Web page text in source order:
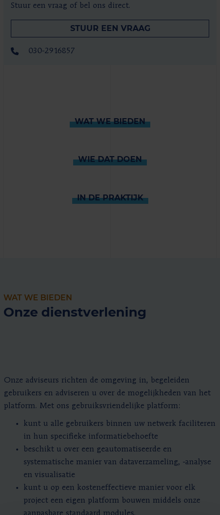
Stuur een vraag of bel ons direct.
STUUR EEN VRAAG
030-2916857
WAT WE BIEDEN
WIE DAT DOEN
IN DE PRAKTIJK
WAT WE BIEDEN
Onze dienstverlening
Onze adviseurs richten de omgeving in, begeleiden
gebruikers en adviseren u over de mogelijkheden van het
platform. Met ons gebruiksvriendelijke platform:
kunt u alle gebruikers binnen uw netwerk faciliteren
in hun specifieke informatiebehoefte
beschikt u over een geautomatiseerde en
systematische manier van dataverzameling, ‑analyse
en visualisatie
kunt u op een kosteneffectieve manier voor elk
project een eigen platform bouwen middels onze
aanpasbare standaard modules.